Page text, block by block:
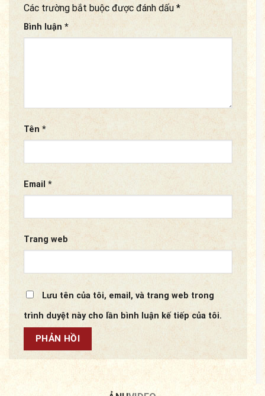
Các trường bắt buộc được đánh dấu *
Bình luận *
Tên *
Email *
Trang web
Lưu tên của tôi, email, và trang web trong
trình duyệt này cho lần bình luận kế tiếp của tôi.